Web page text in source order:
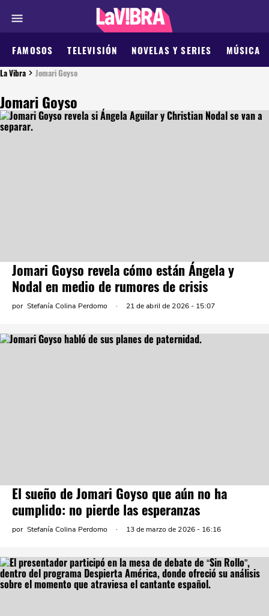
FAMOSOS TELEVISIÓN NOVELAS Y SERIES MÚSICA
La Vibra Jomari Goyso
Jomari Goyso
Jomari Goyso revela cómo están Ángela y
Nodal en medio de rumores de crisis
por Stefanía Colina Perdomo 21 de abril de 2026 - 15:07
El sueño de Jomari Goyso que aún no ha
cumplido: no pierde las esperanzas
por Stefanía Colina Perdomo 13 de marzo de 2026 - 16:16